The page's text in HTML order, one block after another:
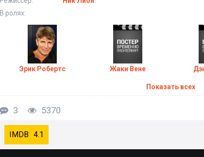
В ролях:
Эрик Робертс Жаки Вене
Показать всех
3 5370
4.1